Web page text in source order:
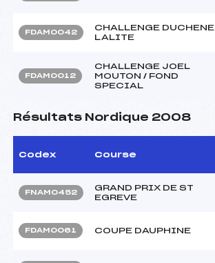
FDAM0042
CHALLENGE DUCHENE
LALITE
FDAM0012
CHALLENGE JOEL
MOUTON / FOND
SPECIAL
Résultats Nordique 2008
Codex Course
FNAM0452
GRAND PRIX DE ST
EGREVE
FDAM0061 COUPE DAUPHINE